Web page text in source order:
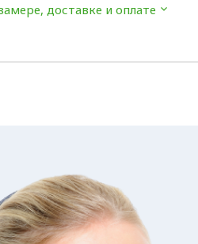
доставке и оплате